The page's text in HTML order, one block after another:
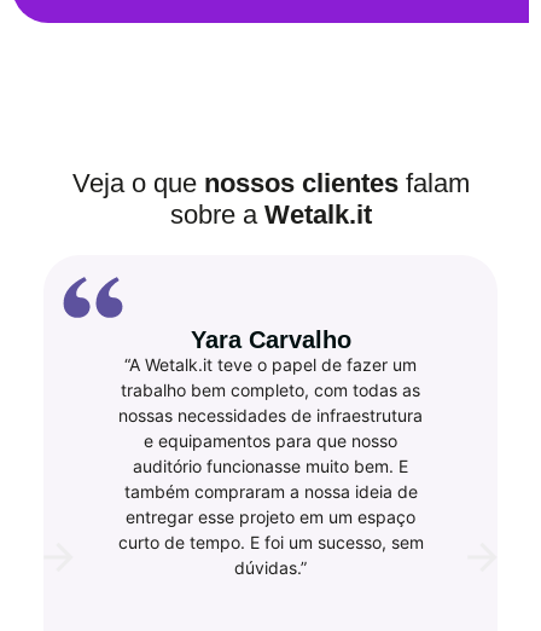
Veja o que nossos clientesfalam
sobre a Wetalk.it
Yara Carvalho
“A Wetalk.it teve o papel de fazer um
trabalho bem completo, com todas as
nossas necessidades de infraestrutura
e equipamentos para que nosso
auditório funcionasse muito bem. E
também compraram a nossa ideia de
entregar esse projeto em um espaço
curto de tempo. E foi um sucesso, sem
dúvidas.”